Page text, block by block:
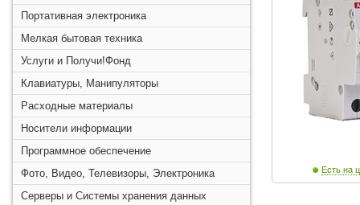
Портативная электроника
Мелкая бытовая техника
Услуги и Получи!Фонд
Клавиатуры, Манипуляторы
Расходные материалы
Носители информации
Программное обеспечение
Фото, Видео, Телевизоры, Электроника
Серверы и Системы хранения данных
Есть на